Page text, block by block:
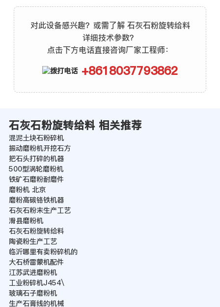
对此设备感兴趣？或需了解 石灰石粉旋转给料
详细技术参数？
点击下方电话直接咨询厂家工程师：
+8618037793862
石灰石粉旋转给料 相关推荐
混泥土块石粉碎机
振动磨粉机开挖石方
把石头打碎的机器
500型涡轮磨粉机
铁矿石磨粉耐磨件
磨粉机 北京
磨粉高碳铬铁机器
石灰石粉末生产工艺
滑县磨粉机
石灰石粉旋转给料
陶瓷粉生产工艺
临沂哪里有卖粉碎机的
大石桥雷蒙机配件
江苏武进磨粉机
工业粉碎机J454\
玻璃石子磨粉机
生产石膏线的机械